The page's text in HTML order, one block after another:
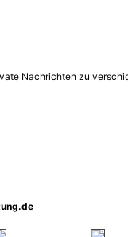
Nachrichten zu